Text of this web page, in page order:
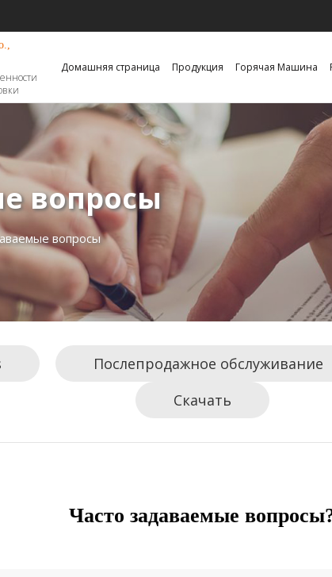
Домашняя страница Продукция Горячая Машина
вопросы
вопросы
Послепродажное обслуживание
Скачать
Часто задаваемые